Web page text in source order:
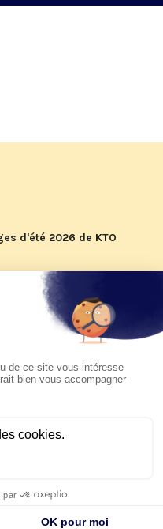
d'été 2026 de KTO
du pape Léon
à suivre sur KTO le
Argentine et